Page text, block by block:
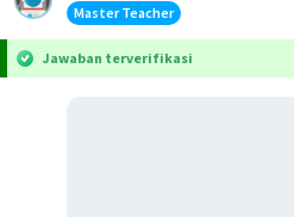
Master Teacher
Jawaban terverifikasi